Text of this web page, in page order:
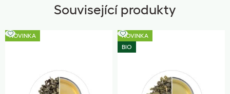
Související produkty
NOVINKA
NOVINKA
BIO